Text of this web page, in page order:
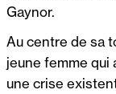
Gaynor.
Au centre de sa
jeune femme qui
une crise